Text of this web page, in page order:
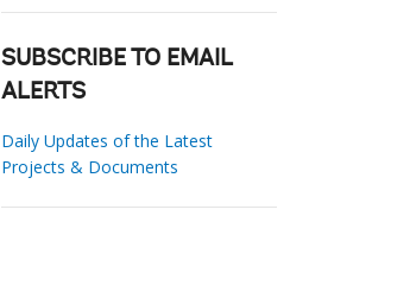
SUBSCRIBE TO EMAIL
ALERTS
Daily Updates of the Latest
Projects & Documents